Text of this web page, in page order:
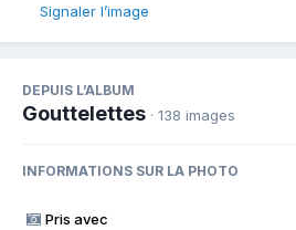
Signaler l’image
DEPUIS L’ALBUM
Gouttelettes · 138 images
INFORMATIONS SUR LA PHOTO
Pris avec